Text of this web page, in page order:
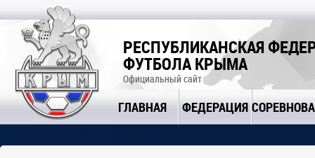
РЕСПУБЛИКАНСКАЯ
ФУТБОЛА КРЫМА
Официальный сайт
ГЛАВНАЯ ФЕДЕРАЦИЯ